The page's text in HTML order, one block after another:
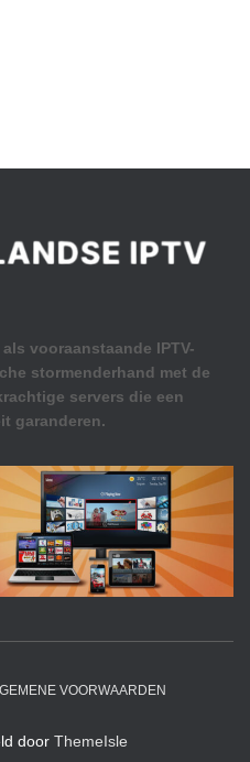
vooraanstaande IPTV-
stormenderhand met de
servers die een
garanderen.
VOORWAARDEN
door ThemeIsle